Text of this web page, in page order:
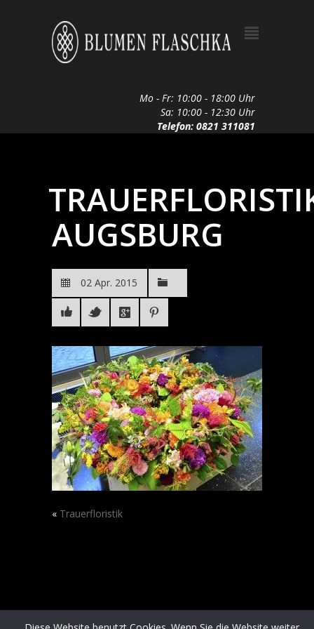
Mo - Fr: 10:00 - 18:00 Uhr
Sa: 10:00 - 12:30 Uhr
Telefon: 0821 311081
AUGSBURG
02 Apr. 2015
« Trauerfloristik